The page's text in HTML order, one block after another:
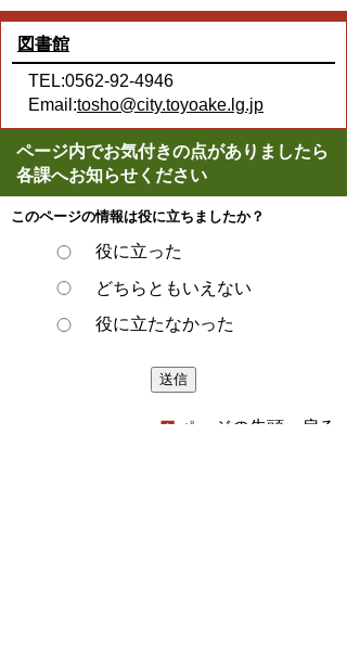
図書館
TEL:0562-92-4946
Email:tosho@city.toyoake.lg.jp
ページ内でお気付きの点がありましたら
各課へお知らせください
このページの情報は役に立ちましたか？
役に立った
どちらともいえない
役に立たなかった
ページの先頭へ戻る